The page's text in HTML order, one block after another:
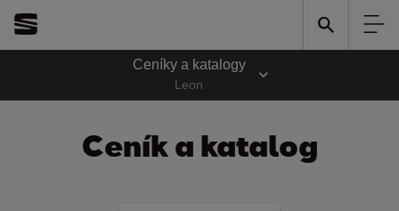
Ceníky a katalogy
Leon
Ceník a katalog